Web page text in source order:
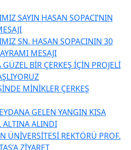
SAYIN HASAN SOPACI’NIN
SN. HASAN SOPACININ 30
MESAJI
BİR ÇERKEŞ İÇİN PROJELİ
MİNİKLER ÇERKEŞ
GELEN YANGIN KISA
ALTINA ALINDI
ÜNİVERSİTESİ REKTÖRÜ PROF.
ZİYARET